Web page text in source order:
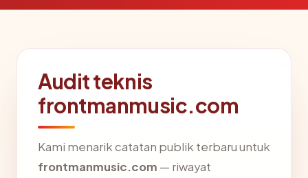
Audit teknis
frontmanmusic.com
Kami menarik catatan publik terbaru untuk
frontmanmusic.com — riwayat